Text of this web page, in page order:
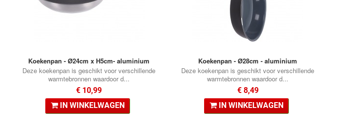
Koekenpan - Ø24cm x H5cm- aluminium
Deze koekenpan is geschikt voor verschillende
warmtebronnen waardoor d...
€ 10,99
IN WINKELWAGEN
Koekenpan - Ø28cm - aluminium
Deze koekenpan is geschikt voor verschillende
warmtebronnen waardoor d...
€ 8,49
IN WINKELWAGEN